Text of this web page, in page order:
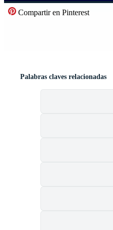
Compartir en Pinterest
Palabras claves relacionadas